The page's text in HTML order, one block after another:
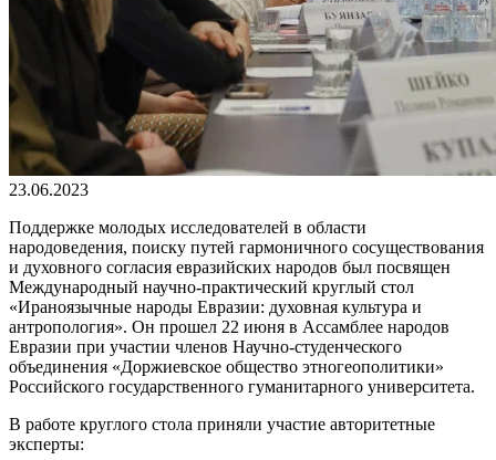
23.06.2023
Поддержке молодых исследователей в области
народоведения, поиску путей гармоничного сосуществования
и духовного согласия евразийских народов был посвящен
Международный научно-практический круглый стол
«Ираноязычные народы Евразии: духовная культура и
антропология». Он прошел 22 июня в Ассамблее народов
Евразии при участии членов Научно-студенческого
объединения «Доржиевское общество этногеополитики»
Российского государственного гуманитарного университета.
В работе круглого стола приняли участие авторитетные
эксперты: